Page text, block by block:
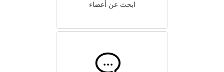
ابحث عن أعضاء